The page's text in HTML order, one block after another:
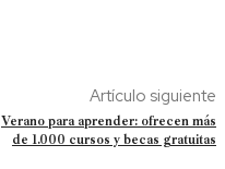
Artículo siguiente
Verano para aprender: ofrecen más
de 1.000 cursos y becas gratuitas